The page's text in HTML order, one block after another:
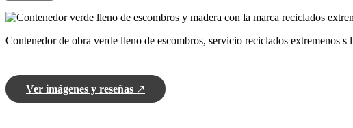
Contenedor de obra verde lleno de escombros, servicio reciclados extremenos s l
Ver imágenes y reseñas ↗